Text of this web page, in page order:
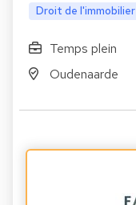
Droit de l'immobilier
Temps plein
Oudenaarde